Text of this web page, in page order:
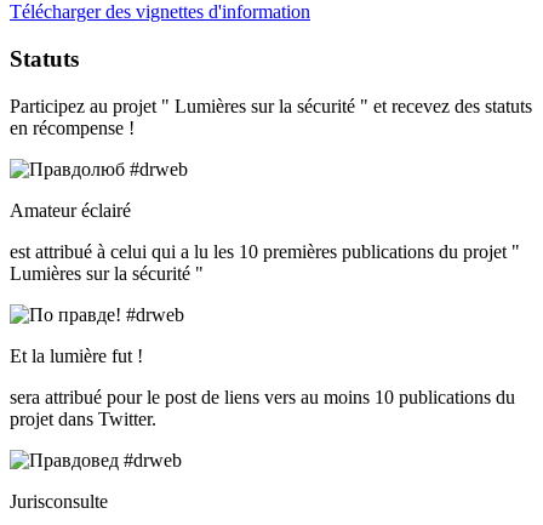
Télécharger des vignettes d'information
Statuts
Participez au projet " Lumières sur la sécurité " et recevez des statuts
en récompense !
Amateur éclairé
est attribué à celui qui a lu les 10 premières publications du projet "
Lumières sur la sécurité "
Et la lumière fut !
sera attribué pour le post de liens vers au moins 10 publications du
projet dans Twitter.
Jurisconsulte